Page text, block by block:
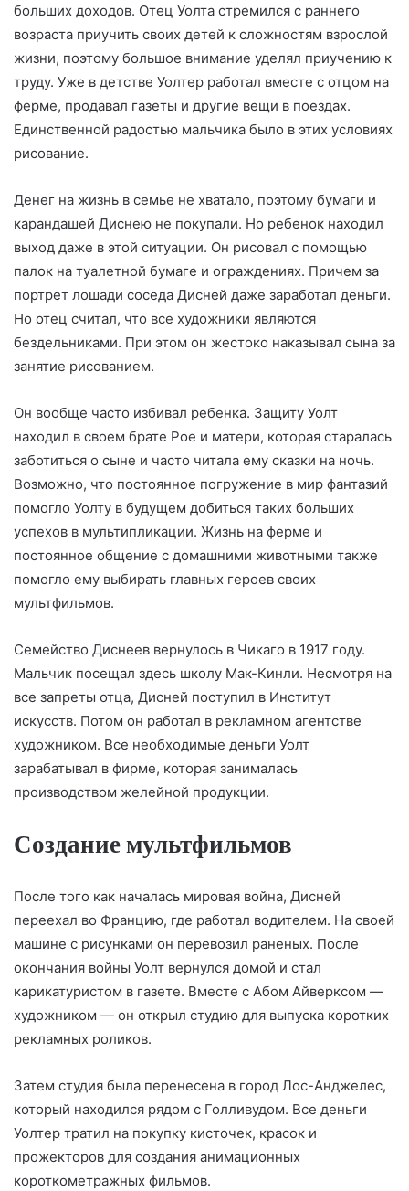
больших доходов. Отец Уолта стремился с раннего
возраста приучить своих детей к сложностям взрослой
жизни, поэтому большое внимание уделял приучению к
труду. Уже в детстве Уолтер работал вместе с отцом на
ферме, продавал газеты и другие вещи в поездах.
Единственной радостью мальчика было в этих условиях
рисование.
Денег на жизнь в семье не хватало, поэтому бумаги и
карандашей Диснею не покупали. Но ребенок находил
выход даже в этой ситуации. Он рисовал с помощью
палок на туалетной бумаге и ограждениях. Причем за
портрет лошади соседа Дисней даже заработал деньги.
Но отец считал, что все художники являются
бездельниками. При этом он жестоко наказывал сына за
занятие рисованием.
Он вообще часто избивал ребенка. Защиту Уолт
находил в своем брате Рое и матери, которая старалась
заботиться о сыне и часто читала ему сказки на ночь.
Возможно, что постоянное погружение в мир фантазий
помогло Уолту в будущем добиться таких больших
успехов в мультипликации. Жизнь на ферме и
постоянное общение с домашними животными также
помогло ему выбирать главных героев своих
мультфильмов.
Семейство Диснеев вернулось в Чикаго в 1917 году.
Мальчик посещал здесь школу Мак-Кинли. Несмотря на
все запреты отца, Дисней поступил в Институт
искусств. Потом он работал в рекламном агентстве
художником. Все необходимые деньги Уолт
зарабатывал в фирме, которая занималась
производством желейной продукции.
Создание мультфильмов
После того как началась мировая война, Дисней
переехал во Францию, где работал водителем. На своей
машине с рисунками он перевозил раненых. После
окончания войны Уолт вернулся домой и стал
карикатуристом в газете. Вместе с Абом Айверксом —
художником — он открыл студию для выпуска коротких
рекламных роликов.
Затем студия была перенесена в город Лос-Анджелес,
который находился рядом с Голливудом. Все деньги
Уолтер тратил на покупку кисточек, красок и
прожекторов для создания анимационных
короткометражных фильмов.